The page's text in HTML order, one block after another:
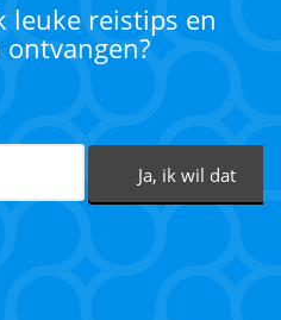
leuke reistips en